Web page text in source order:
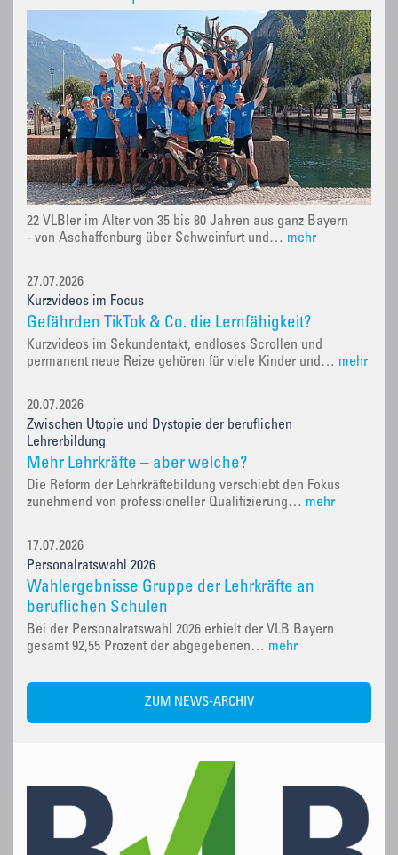
22 VLBler im Alter von 35 bis 80 Jahren aus ganz Bayern
- von Aschaffenburg über Schweinfurt und… mehr
27.07.2026
Kurzvideos im Focus
Gefährden TikTok & Co. die Lernfähigkeit?
Kurzvideos im Sekundentakt, endloses Scrollen und
permanent neue Reize gehören für viele Kinder und… mehr
20.07.2026
Zwischen Utopie und Dystopie der beruflichen
Lehrerbildung
Mehr Lehrkräfte – aber welche?
Die Reform der Lehrkräftebildung verschiebt den Fokus
zunehmend von professioneller Qualifizierung… mehr
17.07.2026
Personalratswahl 2026
Wahlergebnisse Gruppe der Lehrkräfte an
beruflichen Schulen
Bei der Personalratswahl 2026 erhielt der VLB Bayern
gesamt 92,55 Prozent der abgegebenen… mehr
ZUM NEWS-ARCHIV